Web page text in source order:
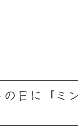
日に『ミ